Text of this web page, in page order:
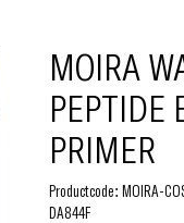
MOIRA
PEPTIDE
PRIMER
Productcode: MOIRA-
DA844F